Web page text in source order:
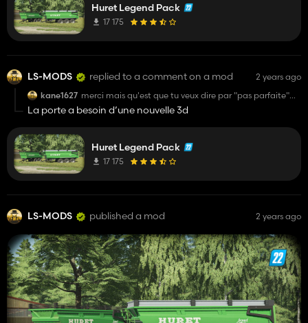
Huret Legend Pack
17 175
LS-MODS replied to a comment on a mod
2 years ago
kane1627 merci mais qu'est que tu veux dire par "pas parfaite"
La porte a besoin d’une nouvelle 3d
Huret Legend Pack
17 175
LS-MODS published a mod 2 years ago